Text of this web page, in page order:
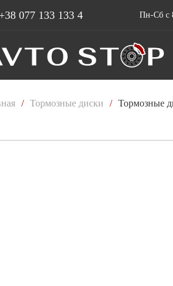
+38 077 133 133 4 Пн-Сб с
/ Тормозные диски / Тормозные